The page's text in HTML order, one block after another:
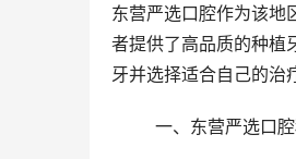
东营严选口腔作为该地
者提供了高品质的种植
牙并选择适合自己的治
一、东营严选口